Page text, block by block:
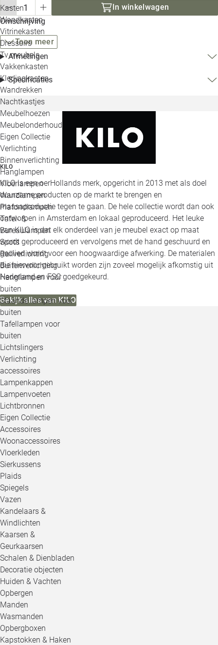
Kasten
Wandkasten
Vitrinekasten
Dressoirs
Tv meubels
Vakkenkasten
Kledingkasten
Wandrekken
Nachtkastjes
Meubelhoezen
Meubelonderhoud
Eigen Collectie
Verlichting
Binnenverlichting
Hanglampen
Vloerlampen
Wandlampen
Plafondlampen
Tafel- &
Bureaulampen
Spots
Railverlichting
Buitenverlichting
Hanglampen voor
buiten
Staande lampen voor
buiten
Tafellampen voor
buiten
Lichtslingers
Verlichting
accessoires
Lampenkappen
Lampenvoeten
Lichtbronnen
Eigen Collectie
Accessoires
Woonaccessoires
Vloerkleden
Sierkussens
Plaids
Spiegels
Vazen
Kandelaars &
Windlichten
Kaarsen &
Geurkaarsen
Schalen & Dienbladen
Decoratie objecten
Huiden & Vachten
Opbergen
Manden
Wasmanden
Opbergboxen
Kapstokken & Haken
In winkelwagen
Omschrijving
Toon meer
Afmetingen
Specificaties
KILO
KILO is een oerHollands merk, opgericht in 2013 met als doel
duurzame producten op de markt te brengen en
massaproductie tegen te gaan. De hele collectie wordt dan ook
ontworpen in Amsterdam en lokaal geproduceerd. Het leuke
van KILO is dat elk onderdeel van je meubel exact op maat
wordt geproduceerd en vervolgens met de hand geschuurd en
geolied wordt voor een hoogwaardige afwerking. De materialen
die hiervoor gebruikt worden zijn zoveel mogelijk afkomstig uit
Nederland en FSC goedgekeurd.
Bekijk alles van KILO